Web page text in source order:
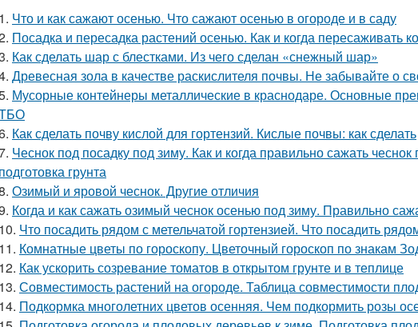
1. Что и как сажают осенью. Что сажают осенью в огороде и в саду
Посадка и пересадка растений осенью. Как и когда пересаживать
Как сделать шар с блестками. Из чего сделан «снежный шар»
Древесная зола в качестве раскислителя почвы. Не забывайте о
Мусорные контейнеры металлические в краснодаре. Основные
Как сделать почву кислой для гортензий. Кислые почвы: как сделать
Чеснок под посадку под зиму. Как и когда правильно сажать
подготовка грунта
Озимый и яровой чеснок. Другие отличия
Когда и как сажать озимый чеснок осенью под зиму. Правильно
10. Что посадить рядом с метельчатой гортензией. Что посадить
11. Комнатные цветы по гороскопу. Цветочный гороскоп по знакам
12. Как ускорить созревание томатов в открытом грунте и в теплице
13. Совместимость растений на огороде. Таблица совместимости
14. Подкормка многолетних цветов осенняя. Чем подкормить розы